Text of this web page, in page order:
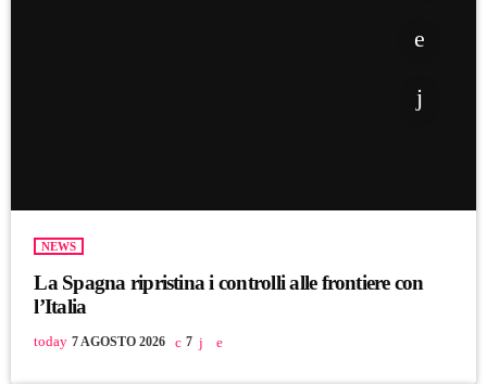
NEWS
La Spagna ripristina i controlli alle frontiere con
l’Italia
today 7 AGOSTO 2026 7